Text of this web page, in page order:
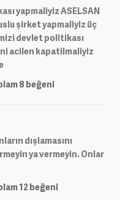
yapmaliyiz ASELSAN
şirket yapmaliyiz üç
devlet politikası
acilen kapatilmaliyiz
8beğeni
dışlamasını
ya vermeyin. Onlar
12beğeni